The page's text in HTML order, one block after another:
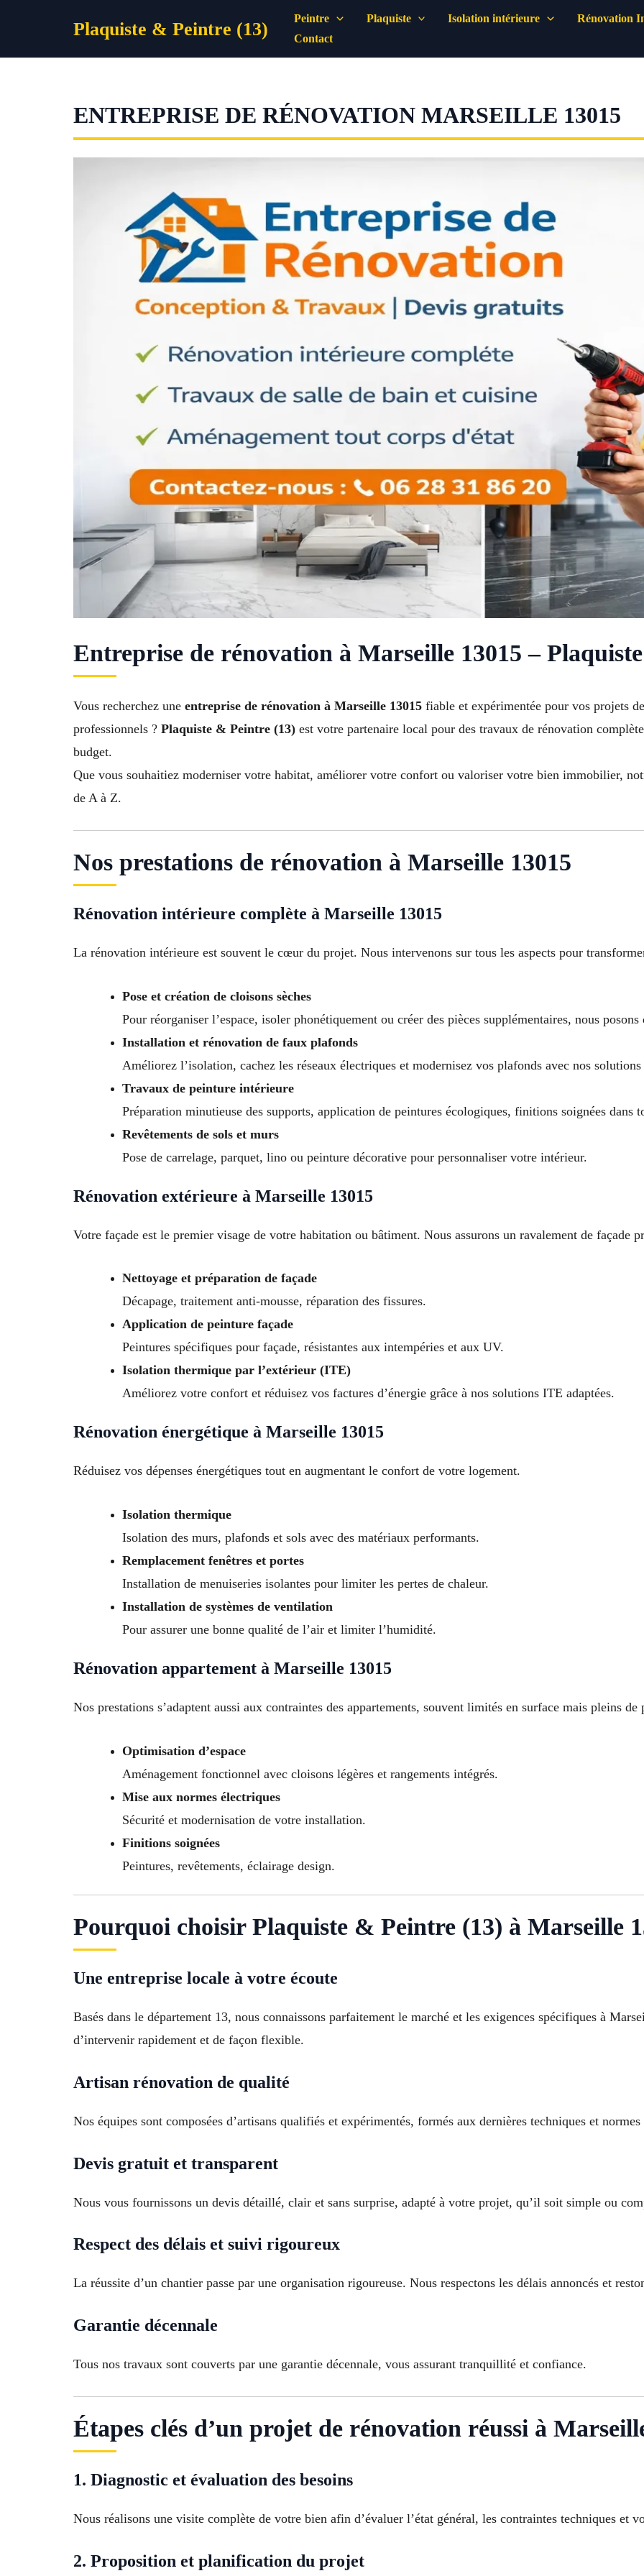
Plaquiste & Peintre (13) Peintre Plaquiste Isolation intérieure Rénovation
Contact
ENTREPRISE DE RÉNOVATION MARSEILLE 13015
Entreprise de rénovation à Marseille 13015 –
Vous recherchez une entreprise de rénovation à Marseille 13015 fiable et expérimentée pour vos projets
professionnels ? Plaquiste & Peintre (13) est votre partenaire local pour des travaux de rénovation
budget.
Que vous souhaitiez moderniser votre habitat, améliorer votre confort ou valoriser votre bien immobilier,
de A à Z.
Nos prestations de rénovation à Marseille 13015
Rénovation intérieure complète à Marseille 13015
La rénovation intérieure est souvent le cœur du projet. Nous intervenons sur tous les aspects pour
Pose et création de cloisons sèches
Pour réorganiser l’espace, isoler phonétiquement ou créer des pièces supplémentaires, nous
Installation et rénovation de faux plafonds
Améliorez l’isolation, cachez les réseaux électriques et modernisez vos plafonds avec nos solutions
Travaux de peinture intérieure
Préparation minutieuse des supports, application de peintures écologiques, finitions soignées dans
Revêtements de sols et murs
Pose de carrelage, parquet, lino ou peinture décorative pour personnaliser votre intérieur.
Rénovation extérieure à Marseille 13015
Votre façade est le premier visage de votre habitation ou bâtiment. Nous assurons un ravalement de façade
Nettoyage et préparation de façade
Décapage, traitement anti-mousse, réparation des fissures.
Application de peinture façade
Peintures spécifiques pour façade, résistantes aux intempéries et aux UV.
Isolation thermique par l’extérieur (ITE)
Améliorez votre confort et réduisez vos factures d’énergie grâce à nos solutions ITE adaptées.
Rénovation énergétique à Marseille 13015
Réduisez vos dépenses énergétiques tout en augmentant le confort de votre logement.
Isolation thermique
Isolation des murs, plafonds et sols avec des matériaux performants.
Remplacement fenêtres et portes
Installation de menuiseries isolantes pour limiter les pertes de chaleur.
Installation de systèmes de ventilation
Pour assurer une bonne qualité de l’air et limiter l’humidité.
Rénovation appartement à Marseille 13015
Nos prestations s’adaptent aussi aux contraintes des appartements, souvent limités en surface mais pleins de
Optimisation d’espace
Aménagement fonctionnel avec cloisons légères et rangements intégrés.
Mise aux normes électriques
Sécurité et modernisation de votre installation.
Finitions soignées
Peintures, revêtements, éclairage design.
Pourquoi choisir Plaquiste & Peintre (13) à Marseille
Une entreprise locale à votre écoute
Basés dans le département 13, nous connaissons parfaitement le marché et les exigences spécifiques à
d’intervenir rapidement et de façon flexible.
Artisan rénovation de qualité
Nos équipes sont composées d’artisans qualifiés et expérimentés, formés aux dernières techniques et
Devis gratuit et transparent
Nous vous fournissons un devis détaillé, clair et sans surprise, adapté à votre projet, qu’il soit simple ou
Respect des délais et suivi rigoureux
La réussite d’un chantier passe par une organisation rigoureuse. Nous respectons les délais annoncés et
Garantie décennale
Tous nos travaux sont couverts par une garantie décennale, vous assurant tranquillité et confiance.
Étapes clés d’un projet de rénovation réussi à
1. Diagnostic et évaluation des besoins
Nous réalisons une visite complète de votre bien afin d’évaluer l’état général, les contraintes techniques et
2. Proposition et planification du projet